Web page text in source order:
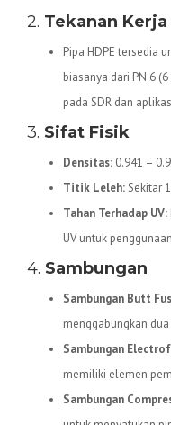
2. Tekanan Kerja
Pipa HDPE tersedia
biasanya dari PN 6
pada SDR dan
3. Sifat Fisik
Densitas: 0.941 –
Titik Leleh:Sekitar
Tahan Terhadap UV:
UV untuk
4. Sambungan
Sambungan Butt
menggabungkan
Sambungan
memiliki elemen
Sambungan